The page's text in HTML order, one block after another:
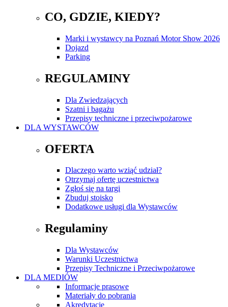
CO, GDZIE, KIEDY?
Marki i wystawcy na Poznań Motor Show 2026
Dojazd
Parking
REGULAMINY
Dla Zwiedzających
Szatni i bagażu
Przepisy techniczne i przeciwpożarowe
DLA WYSTAWCÓW
OFERTA
Dlaczego warto wziąć udział?
Otrzymaj ofertę uczestnictwa
Zgłoś się na targi
Zbuduj stoisko
Dodatkowe usługi dla Wystawców
Regulaminy
Dla Wystawców
Warunki Uczestnictwa
Przepisy Techniczne i Przeciwpożarowe
DLA MEDIÓW
Informacje prasowe
Materiały do pobrania
Akredytacje